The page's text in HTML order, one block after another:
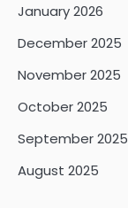
January 2026
December 2025
November 2025
October 2025
September 2025
August 2025